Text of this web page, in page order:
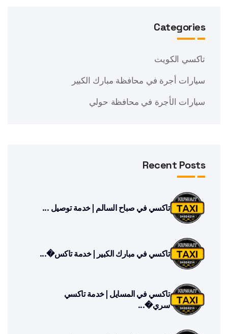
Categories
تاكسي الكويت
سيارات أجرة في محافظة مبارك الكبير
سيارات الأجرة في محافظة حولي
Recent Posts
تاكسي في صباح السالم | خدمة توصيل ...
تاكسي في مبارك الكبير | خدمة تاكس�...
تاكسي في المسايل | خدمة تاكسي
سري�...